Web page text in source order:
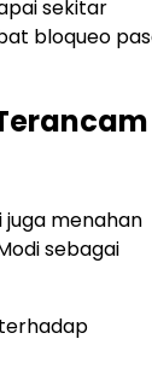
sekitar ₹
bloqueo
menahan
sebagai